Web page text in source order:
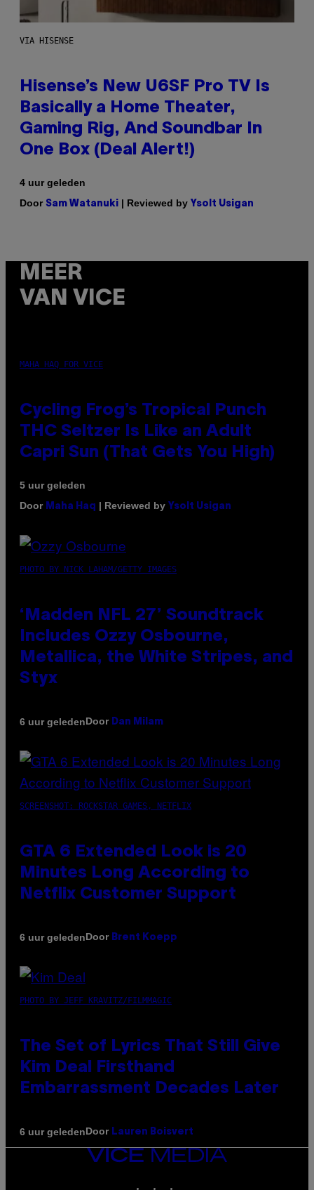
VIA HISENSE
Hisense’s New U6SF Pro TV Is
Basically a Home Theater,
Gaming Rig, And Soundbar In
One Box (Deal Alert!)
4 uur geleden
Door Sam Watanuki | Reviewed by Ysolt Usigan
MEER
VAN VICE
MAHA HAQ FOR VICE
Cycling Frog’s Tropical Punch
THC Seltzer Is Like an Adult
Capri Sun (That Gets You High)
5 uur geleden
Door Maha Haq | Reviewed by Ysolt Usigan
PHOTO BY NICK LAHAM/GETTY IMAGES
‘Madden NFL 27’ Soundtrack
Includes Ozzy Osbourne,
Metallica, the White Stripes, and
Styx
6 uur geledenDoor Dan Milam
SCREENSHOT: ROCKSTAR GAMES, NETFLIX
GTA 6 Extended Look is 20
Minutes Long According to
Netflix Customer Support
6 uur geledenDoor Brent Koepp
PHOTO BY JEFF KRAVITZ/FILMMAGIC
The Set of Lyrics That Still Give
Kim Deal Firsthand
Embarrassment Decades Later
6 uur geledenDoor Lauren Boisvert
VICE